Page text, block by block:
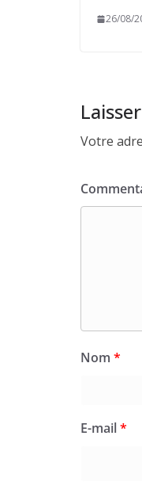
26/08/
Votre
Nom *
E-mail*